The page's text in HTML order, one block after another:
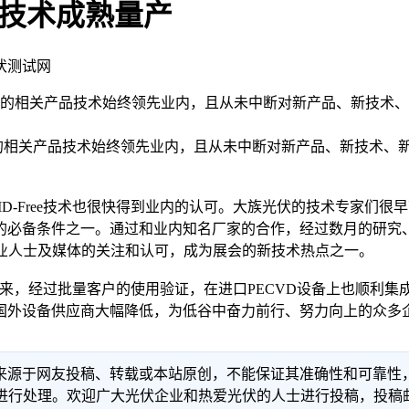
术成熟量产
测试网
相关产品技术始终领先业内，且从未中断对新产品、新技术
产品技术始终领先业内，且从未中断对新产品、新技术、
技术也很快得到业内的认可。大族光伏的技术专家们很
备条件之一。通过和业内知名厂家的合作，经过数月的研
士及媒体的关注和认可，成为展会的新技术热点之一。
过批量客户的使用验证，在进口PECVD设备上也顺利集
设备供应商大幅降低，为低谷中奋力前行、努力向上的众
于网友投稿、转载或本站原创，不能保证其准确性和可靠
处理。欢迎广大光伏企业和热爱光伏的人士进行投稿，投稿邮